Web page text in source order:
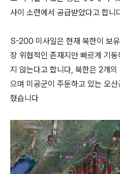
사이 소련에서 공급받았다고 합니
S-200 미사일은 현재 북한이 보
장 위협적인 존재지만 빠르게 기
지 않는다고 합니다, 북한은 2개
으며 미공군이 주둔하고 있는 오
혔습니다